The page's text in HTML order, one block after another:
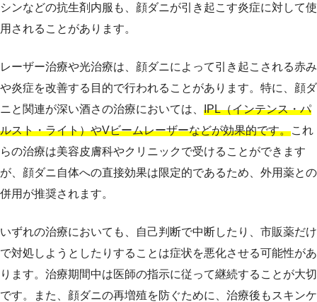
シンなどの抗生剤内服も、顔ダニが引き起こす炎症に対して使
用されることがあります。
レーザー治療や光治療は、顔ダニによって引き起こされる赤み
や炎症を改善する目的で行われることがあります。特に、顔ダ
ニと関連が深い酒さの治療においては、 IPL（インテンス・パ
ルスト・ライト）やVビームレーザーなどが効果的です。これ
らの治療は美容皮膚科やクリニックで受けることができます
が、顔ダニ自体への直接効果は限定的であるため、外用薬との
併用が推奨されます。
いずれの治療においても、自己判断で中断したり、市販薬だけ
で対処しようとしたりすることは症状を悪化させる可能性があ
ります。治療期間中は医師の指示に従って継続することが大切
です。また、顔ダニの再増殖を防ぐために、治療後もスキンケ